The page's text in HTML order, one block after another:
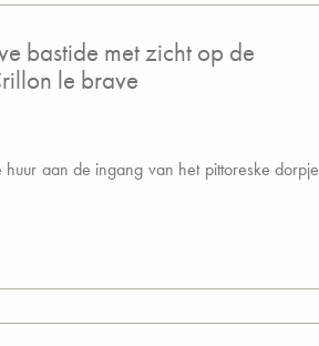
bastide met zicht op de
le brave
huur aan de ingang van het pittoreske dorpje